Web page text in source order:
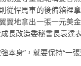
從悍馬車的後備箱裡
翼地拿出一張一元美
長改造委秘書長袁達
本身”，就要保持“一張